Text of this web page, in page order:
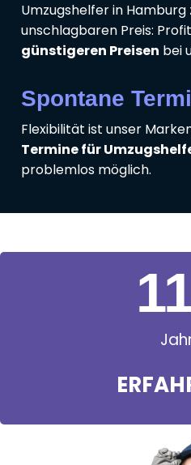
Umzugshelfer in Hamburg
unschlagbaren Preis:
günstigeren Preisen bei
Spontane
Flexibilität ist unser
Termine für
problemlos möglich.